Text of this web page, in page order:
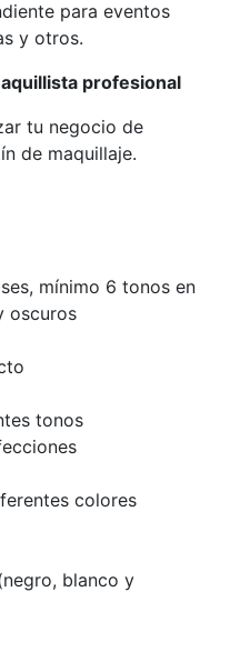
para eventos
y otros.
profesional
tu negocio de
de maquillaje.
mínimo 6 tonos en
oscuros
tonos
colores
blanco y